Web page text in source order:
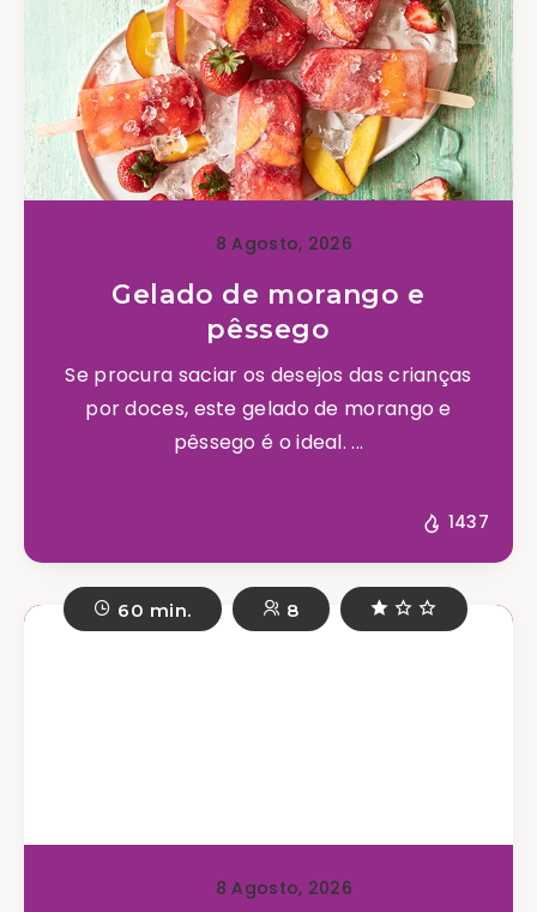
8 Agosto, 2026
Gelado de morango e
pêssego
Se procura saciar os desejos das crianças
por doces, este gelado de morango e
pêssego é o ideal. ...
1437
60 min. 8
8 Agosto, 2026